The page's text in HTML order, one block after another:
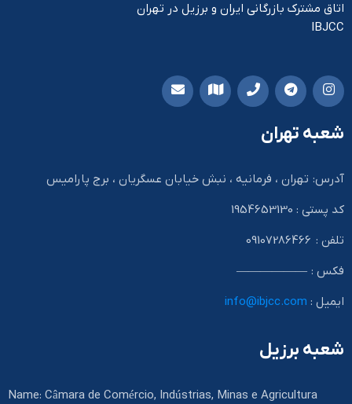
اتاق مشترک بازرگانی ایران و برزیل در تهران
IBJCC
شعبه تهران
آدرس: تهران ، فرمانیه ، نبش خیابان عسگریان ، برج پارامیس
کد پستی : 1954653130
تلفن : 09107286466
فکس : ——————
ایمیل : info@ibjcc.com
شعبه برزیل
Name: Câmara de Comércio, Indústrias, Minas e Agricultura